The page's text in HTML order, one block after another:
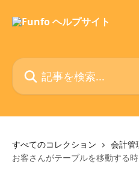
記事を検索...
すべてのコレクション 会計管
お客さんがテーブルを移動する